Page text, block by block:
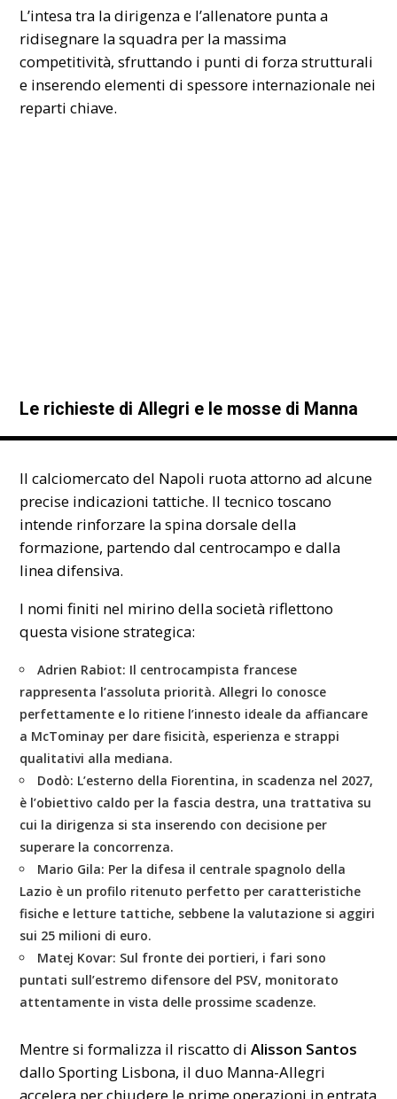
L’intesa tra la dirigenza e l’allenatore punta a
ridisegnare la squadra per la massima
competitività, sfruttando i punti di forza strutturali
e inserendo elementi di spessore internazionale nei
reparti chiave.
Le richieste di Allegri e le mosse di Manna
Il calciomercato del Napoli ruota attorno ad alcune
precise indicazioni tattiche. Il tecnico toscano
intende rinforzare la spina dorsale della
formazione, partendo dal centrocampo e dalla
linea difensiva.
I nomi finiti nel mirino della società riflettono
questa visione strategica:
Adrien Rabiot: Il centrocampista francese
rappresenta l’assoluta priorità. Allegri lo conosce
perfettamente e lo ritiene l’innesto ideale da affiancare
a McTominay per dare fisicità, esperienza e strappi
qualitativi alla mediana.
Dodò: L’esterno della Fiorentina, in scadenza nel 2027,
è l’obiettivo caldo per la fascia destra, una trattativa su
cui la dirigenza si sta inserendo con decisione per
superare la concorrenza.
Mario Gila: Per la difesa il centrale spagnolo della
Lazio è un profilo ritenuto perfetto per caratteristiche
fisiche e letture tattiche, sebbene la valutazione si aggiri
sui 25 milioni di euro.
Matej Kovar: Sul fronte dei portieri, i fari sono
puntati sull’estremo difensore del PSV, monitorato
attentamente in vista delle prossime scadenze.
Mentre si formalizza il riscatto diAlisson Santos
dallo Sporting Lisbona, il duo Manna-Allegri
accelera per chiudere le prime operazioni in entrata